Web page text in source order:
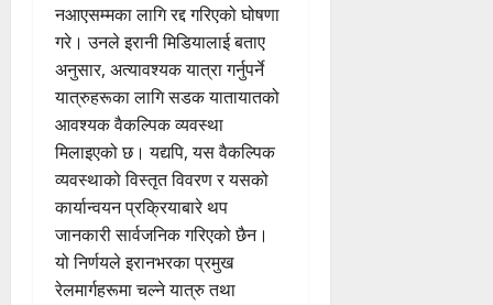
नआएसम्मका लागि रद्द गरिएको घोषणा
गरे। उनले इरानी मिडियालाई बताए
अनुसार, अत्यावश्यक यात्रा गर्नुपर्ने
यात्रुहरूका लागि सडक यातायातको
आवश्यक वैकल्पिक व्यवस्था
मिलाइएको छ। यद्यपि, यस वैकल्पिक
व्यवस्थाको विस्तृत विवरण र यसको
कार्यान्वयन प्रक्रियाबारे थप
जानकारी सार्वजनिक गरिएको छैन।
यो निर्णयले इरानभरका प्रमुख
रेलमार्गहरूमा चल्ने यात्रु तथा